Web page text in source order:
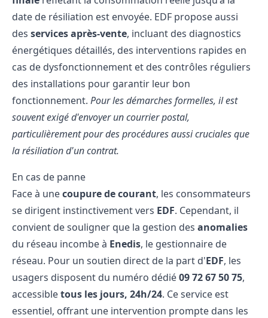
date de résiliation est envoyée. EDF propose aussi
des services après-vente, incluant des diagnostics
énergétiques détaillés, des interventions rapides en
cas de dysfonctionnement et des contrôles réguliers
des installations pour garantir leur bon
fonctionnement. Pour les démarches formelles, il est
souvent exigé d'envoyer un courrier postal,
particulièrement pour des procédures aussi cruciales que
la résiliation d'un contrat.
En cas de panne
Face à unecoupure de courant, les consommateurs
se dirigent instinctivement vers EDF. Cependant, il
convient de souligner que la gestion des anomalies
du réseau incombe à Enedis, le gestionnaire de
réseau. Pour un soutien direct de la part d'EDF, les
usagers disposent du numéro dédié09 72 67 50 75,
accessibletous les jours, 24h/24. Ce service est
essentiel, offrant une intervention prompte dans les